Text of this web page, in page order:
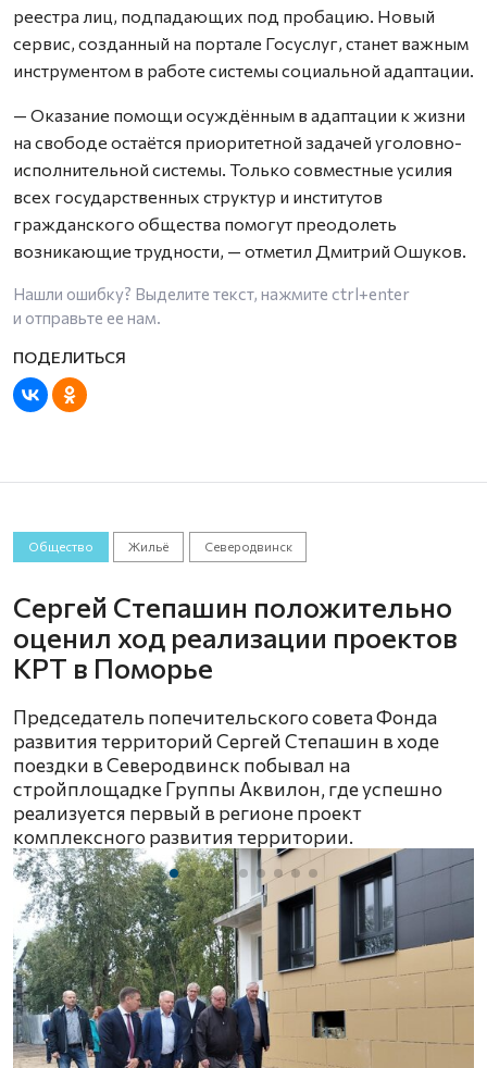
реестра лиц, подпадающих под пробацию. Новый
сервис, созданный на портале Госуслуг, станет важным
инструментом в работе системы социальной адаптации.
— Оказание помощи осуждённым в адаптации к жизни
на свободе остаётся приоритетной задачей уголовно-
исполнительной системы. Только совместные усилия
всех государственных структур и институтов
гражданского общества помогут преодолеть
возникающие трудности, — отметил Дмитрий Ошуков.
Нашли ошибку? Выделите текст, нажмите ctrl+enter
и отправьте ее нам.
Общество Жильё Северодвинск
Сергей Степашин положительно
оценил ход реализации проектов
КРТ в Поморье
Председатель попечительского совета Фонда
развития территорий Сергей Степашин в ходе
поездки в Северодвинск побывал на
стройплощадке Группы Аквилон, где успешно
реализуется первый в регионе проект
комплексного развития территории.